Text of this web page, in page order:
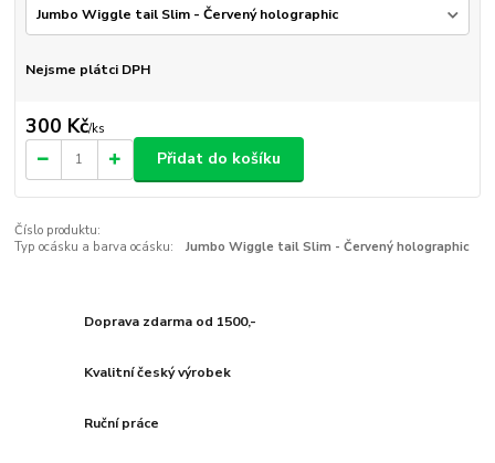
Nejsme plátci DPH
300 Kč/ks
Přidat do košíku
Číslo produktu:
Typ ocásku a barva ocásku:
Jumbo Wiggle tail Slim - Červený holographic
Doprava zdarma od 1500,-
Kvalitní český výrobek
Ruční práce